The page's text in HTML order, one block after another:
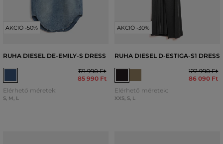
AKCIÓ -50%
RUHA DIESEL DE-EMILY-S DRESS
171 990 Ft
85 990 Ft
Elérhető méretek:
S, M, L
AKCIÓ -30%
RUHA DIESEL D-ESTIGA-S1 DRESS
122 990 Ft
86 090 Ft
Elérhető méretek:
XXS, S, L